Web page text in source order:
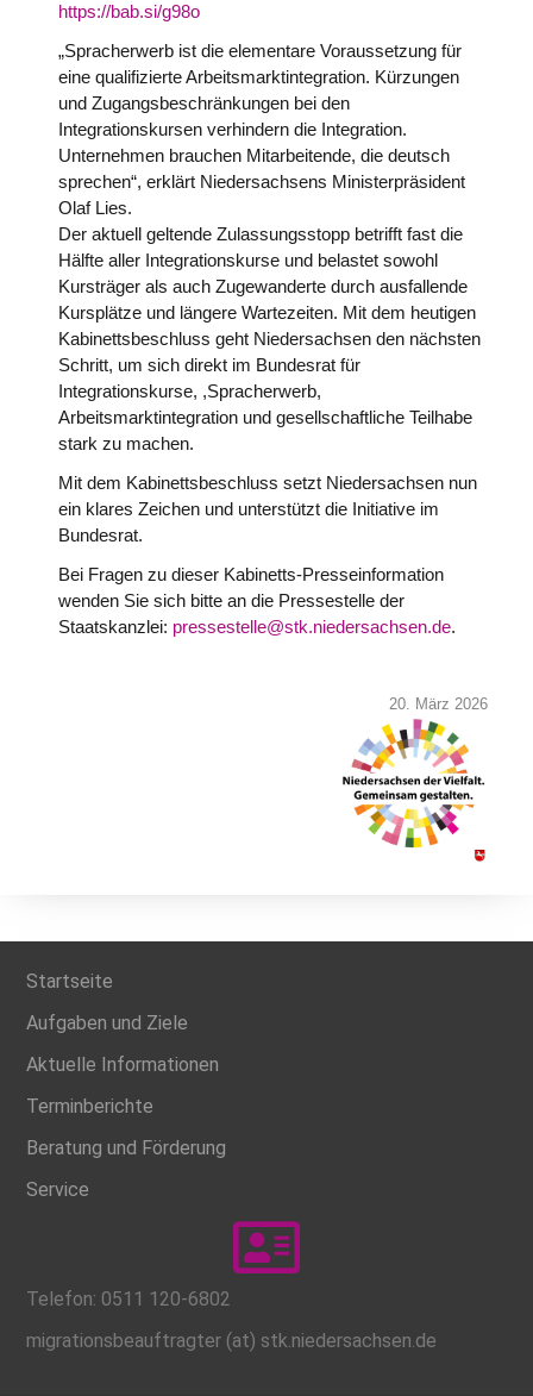
https://bab.si/g98o
„Spracherwerb ist die elementare Voraussetzung für
eine qualifizierte Arbeitsmarktintegration. Kürzungen
und Zugangsbeschränkungen bei den
Integrationskursen verhindern die Integration.
Unternehmen brauchen Mitarbeitende, die deutsch
sprechen“, erklärt Niedersachsens Ministerpräsident
Olaf Lies.
Der aktuell geltende Zulassungsstopp betrifft fast die
Hälfte aller Integrationskurse und belastet sowohl
Kursträger als auch Zugewanderte durch ausfallende
Kursplätze und längere Wartezeiten. Mit dem heutigen
Kabinettsbeschluss geht Niedersachsen den nächsten
Schritt, um sich direkt im Bundesrat für
Integrationskurse, ,Spracherwerb,
Arbeitsmarktintegration und gesellschaftliche Teilhabe
stark zu machen.
Mit dem Kabinettsbeschluss setzt Niedersachsen nun
ein klares Zeichen und unterstützt die Initiative im
Bundesrat.
Bei Fragen zu dieser Kabinetts-Presseinformation
wenden Sie sich bitte an die Pressestelle der
Staatskanzlei: pressestelle@stk.niedersachsen.de.
20. März 2026
Startseite
Aufgaben und Ziele
Aktuelle Informationen
Terminberichte
Beratung und Förderung
Service
Telefon: 0511 120-6802
migrationsbeauftragter (at) stk.niedersachsen.de